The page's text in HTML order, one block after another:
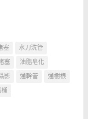
塞
水刀洗管
塞
油脂皂化
影 通幹管
通樹根
桶